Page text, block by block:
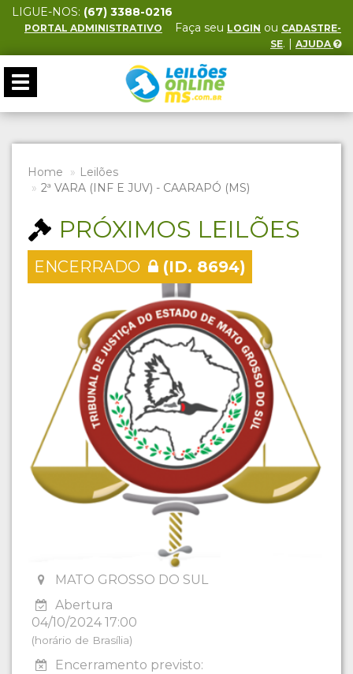
LIGUE-NOS: (67) 3388-0216
PORTAL ADMINISTRATIVO Faça seu LOGIN ou CADASTRE-
SE. | AJUDA
Toggle
navigation
Home
Leilões
2ª VARA (INF E JUV) - CAARAPÓ (MS)
PRÓXIMOS LEILÕES
ENCERRADO (ID. 8694)
MATO GROSSO DO SUL
Abertura
04/10/2024 17:00
(horário de Brasília)
Encerramento previsto: